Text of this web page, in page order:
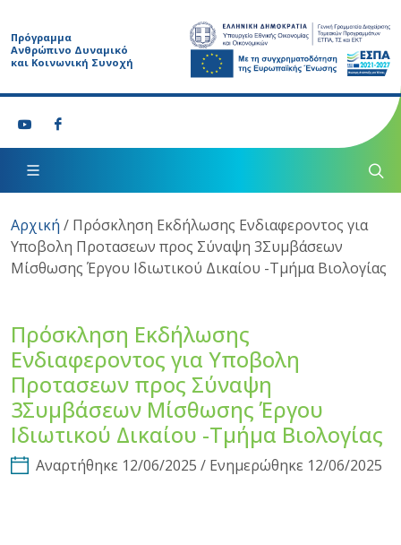
Πρόγραμμα
Ανθρώπινο Δυναμικό
και Κοινωνική Συνοχή
Αρχική / Πρόσκληση Εκδήλωσης Ενδιαφεροντος για
Υποβολη Προτασεων προς Σύναψη 3Συμβάσεων
Μίσθωσης Έργου Ιδιωτικού Δικαίου -Τμήμα Βιολογίας
Πρόσκληση Εκδήλωσης
Ενδιαφεροντος για Υποβολη
Προτασεων προς Σύναψη
3Συμβάσεων Μίσθωσης Έργου
Ιδιωτικού Δικαίου -Τμήμα Βιολογίας
Αναρτήθηκε 12/06/2025 / Ενημερώθηκε 12/06/2025